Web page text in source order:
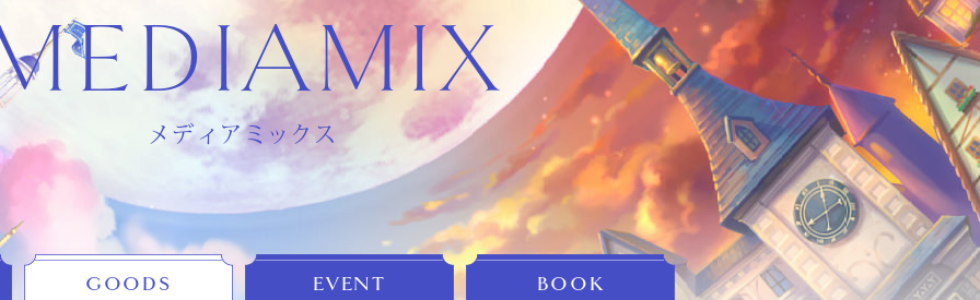
メディアミックス
GOODS EVENT BOOK